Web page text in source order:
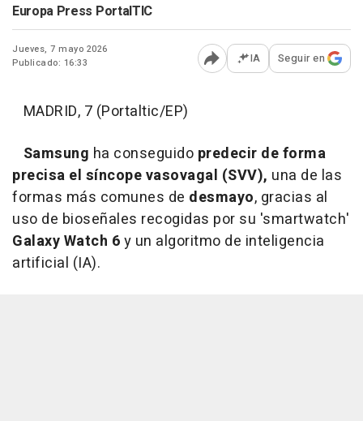
Europa Press PortalTIC
Jueves, 7 mayo 2026
Publicado: 16:33
Abrir opciones para
IA Seguir en
MADRID, 7 (Portaltic/EP)
Samsung ha conseguido predecir de forma
precisa el síncope vasovagal (SVV), una de las
formas más comunes de desmayo, gracias al
uso de bioseñales recogidas por su 'smartwatch'
Galaxy Watch 6y un algoritmo de inteligencia
artificial (IA).